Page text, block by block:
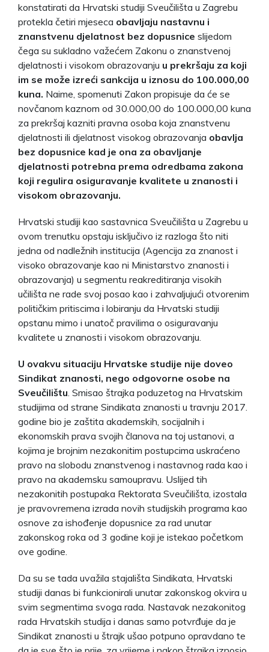
konstatirati da Hrvatski studiji Sveučilišta u Zagrebu
protekla četiri mjeseca obavljaju nastavnu i
znanstvenu djelatnost bez dopusnice slijedom
čega su sukladno važećem Zakonu o znanstvenoj
djelatnosti i visokom obrazovanju u prekršaju za koji
im se može izreći sankcija u iznosu do 100.000,00
kuna. Naime, spomenuti Zakon propisuje da će se
novčanom kaznom od 30.000,00 do 100.000,00 kuna
za prekršaj kazniti pravna osoba koja znanstvenu
djelatnosti ili djelatnost visokog obrazovanja obavlja
bez dopusnice kad je ona za obavljanje
djelatnosti potrebna prema odredbama zakona
koji regulira osiguravanje kvalitete u znanosti i
visokom obrazovanju.
Hrvatski studiji kao sastavnica Sveučilišta u Zagrebu u
ovom trenutku opstaju isključivo iz razloga što niti
jedna od nadležnih institucija (Agencija za znanost i
visoko obrazovanje kao ni Ministarstvo znanosti i
obrazovanja) u segmentu reakreditiranja visokih
učilišta ne rade svoj posao kao i zahvaljujući otvorenim
političkim pritiscima i lobiranju da Hrvatski studiji
opstanu mimo i unatoč pravilima o osiguravanju
kvalitete u znanosti i visokom obrazovanju.
U ovakvu situaciju Hrvatske studije nije doveo
Sindikat znanosti, nego odgovorne osobe na
Sveučilištu . Smisao štrajka poduzetog na Hrvatskim
studijima od strane Sindikata znanosti u travnju 2017.
godine bio je zaštita akademskih, socijalnih i
ekonomskih prava svojih članova na toj ustanovi, a
kojima je brojnim nezakonitim postupcima uskraćeno
pravo na slobodu znanstvenog i nastavnog rada kao i
pravo na akademsku samoupravu. Uslijed tih
nezakonitih postupaka Rektorata Sveučilišta, izostala
je pravovremena izrada novih studijskih programa kao
osnove za ishođenje dopusnice za rad unutar
zakonskog roka od 3 godine koji je istekao početkom
ove godine.
Da su se tada uvažila stajališta Sindikata, Hrvatski
studiji danas bi funkcionirali unutar zakonskog okvira u
svim segmentima svoga rada. Nastavak nezakonitog
rada Hrvatskih studija i danas samo potvrđuje da je
Sindikat znanosti u štrajk ušao potpuno opravdano te